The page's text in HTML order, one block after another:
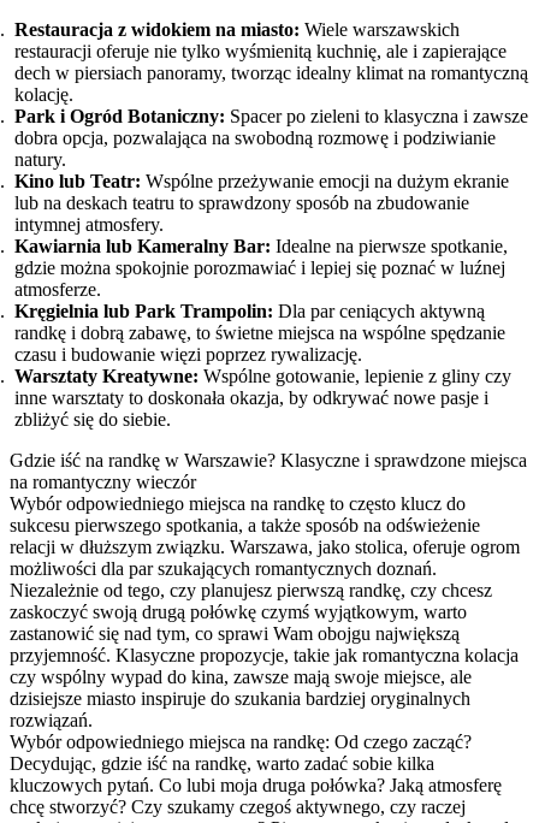
Restauracja z widokiem na miasto: Wiele warszawskich
restauracji oferuje nie tylko wyśmienitą kuchnię, ale i zapierające
dech w piersiach panoramy, tworząc idealny klimat na romantyczną
kolację.
Park i Ogród Botaniczny: Spacer po zieleni to klasyczna i zawsze
dobra opcja, pozwalająca na swobodną rozmowę i podziwianie
natury.
Kino lub Teatr: Wspólne przeżywanie emocji na dużym ekranie
lub na deskach teatru to sprawdzony sposób na zbudowanie
intymnej atmosfery.
Kawiarnia lub Kameralny Bar: Idealne na pierwsze spotkanie,
gdzie można spokojnie porozmawiać i lepiej się poznać w luźnej
atmosferze.
Kręgielnia lub Park Trampolin: Dla par ceniących aktywną
randkę i dobrą zabawę, to świetne miejsca na wspólne spędzanie
czasu i budowanie więzi poprzez rywalizację.
Warsztaty Kreatywne: Wspólne gotowanie, lepienie z gliny czy
inne warsztaty to doskonała okazja, by odkrywać nowe pasje i
zbliżyć się do siebie.
Gdzie iść na randkę w Warszawie? Klasyczne i sprawdzone miejsca
na romantyczny wieczór
Wybór odpowiedniego miejsca na randkę to często klucz do
sukcesu pierwszego spotkania, a także sposób na odświeżenie
relacji w dłuższym związku. Warszawa, jako stolica, oferuje ogrom
możliwości dla par szukających romantycznych doznań.
Niezależnie od tego, czy planujesz pierwszą randkę, czy chcesz
zaskoczyć swoją drugą połówkę czymś wyjątkowym, warto
zastanowić się nad tym, co sprawi Wam obojgu największą
przyjemność. Klasyczne propozycje, takie jak romantyczna kolacja
czy wspólny wypad do kina, zawsze mają swoje miejsce, ale
dzisiejsze miasto inspiruje do szukania bardziej oryginalnych
rozwiązań.
Wybór odpowiedniego miejsca na randkę: Od czego zacząć?
Decydując, gdzie iść na randkę, warto zadać sobie kilka
kluczowych pytań. Co lubi moja druga połówka? Jaką atmosferę
chcę stworzyć? Czy szukamy czegoś aktywnego, czy raczej